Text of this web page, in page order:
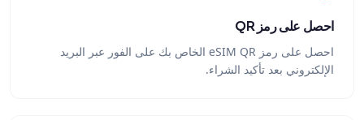
احصل على رمز QR
احصل على رمز eSIM QR الخاص بك على الفور عبر البريد
الإلكتروني بعد تأكيد الشراء.